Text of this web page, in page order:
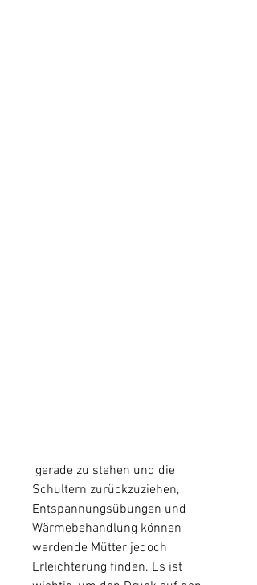
Schultern zurückzuziehen,
Entspannungsübungen und
Wärmebehandlung können
werdende Mütter jedoch
Erleichterung finden. Es ist